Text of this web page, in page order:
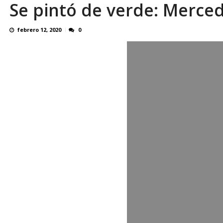
Reino Unido dejará millonaria donación
Se pintó de verde:
febrero 12, 2020 0